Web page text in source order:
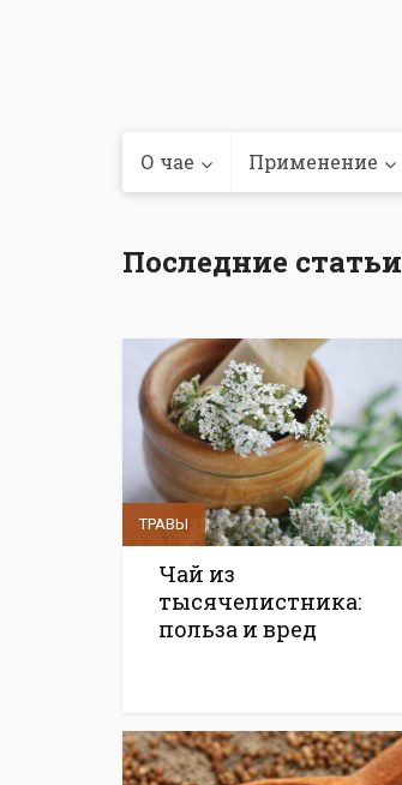
О чае Применение
Последние статьи
ТРАВЫ
Чай из
тысячелистника:
польза и вред